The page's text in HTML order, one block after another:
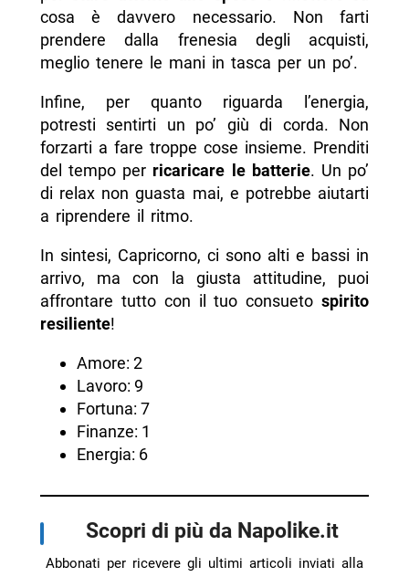
cosa è davvero necessario. Non farti
prendere dalla frenesia degli acquisti,
meglio tenere le mani in tasca per un po’.
Infine, per quanto riguarda l’energia,
potresti sentirti un po’ giù di corda. Non
forzarti a fare troppe cose insieme. Prenditi
del tempo per ricaricare le batterie. Un po’
di relax non guasta mai, e potrebbe aiutarti
a riprendere il ritmo.
In sintesi, Capricorno, ci sono alti e bassi in
arrivo, ma con la giusta attitudine, puoi
affrontare tutto con il tuo consuetospirito
resiliente!
Amore: 2
Lavoro: 9
Fortuna: 7
Finanze: 1
Energia: 6
Scopri di più da Napolike.it
Abbonati per ricevere gli ultimi articoli inviati alla